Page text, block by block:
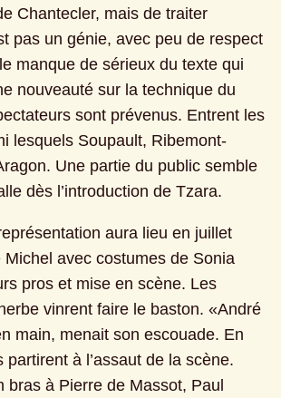
Chantecler, mais de traiter
pas un génie, avec peu de respect
manque de sérieux du texte qui
nouveauté sur la technique du
sont prévenus. Entrent les
lesquels Soupault, Ribemont-
Une partie du public semble
dès l’introduction de Tzara.
aura lieu en juillet
Michel avec costumes de Sonia
pros et mise en scène. Les
vinrent faire le baston. «André
main, menait son escouade. En
partirent à l’assaut de la scène.
bras à Pierre de Massot, Paul